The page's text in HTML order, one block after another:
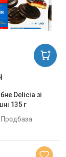
Delicia зі
135 г